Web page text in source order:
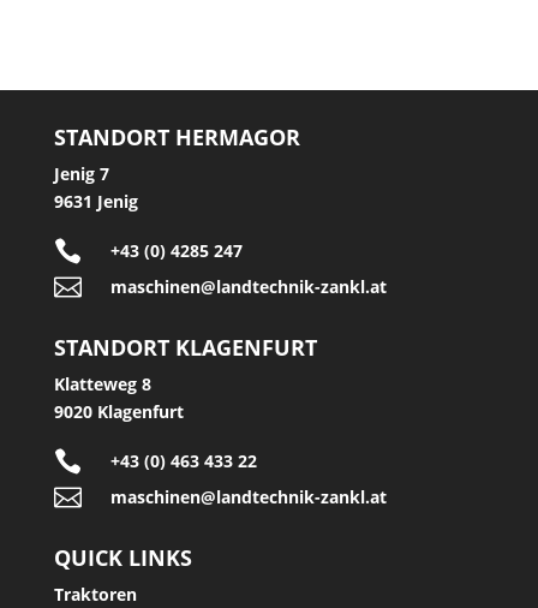
STANDORT HERMAGOR
Jenig 7
9631 Jenig
 +43 (0) 4285 247
 maschinen@landtechnik-zankl.at
STANDORT KLAGENFURT
Klatteweg 8
9020 Klagenfurt
 +43 (0) 463 433 22
 maschinen@landtechnik-zankl.at
QUICK LINKS
Traktoren